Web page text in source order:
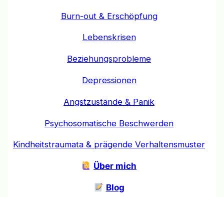
Burn-out & Erschöpfung
Lebenskrisen
Beziehungsprobleme
Depressionen
Angstzustände & Panik
Psychosomatische Beschwerden
Kindheitstraumata & prägende Verhaltensmuster
Über mich
Blog